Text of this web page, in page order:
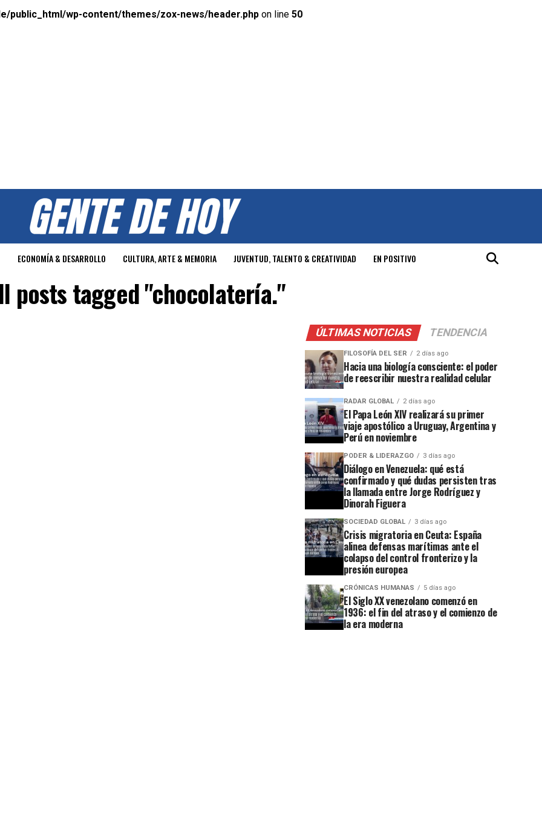
public_html/wp-content/themes/zox-news/header.php on line 50
ECONOMÍA & DESARROLLO CULTURA, ARTE & MEMORIA JUVENTUD, TALENTO & CREATIVIDAD EN POSITIVO
posts tagged "chocolatería."
ÚLTIMAS NOTICIAS TENDENCIA
FILOSOFÍA DEL SER 2 días ago
Hacia una biología consciente: el poder
de reescribir nuestra realidad celular
RADAR GLOBAL 2 días ago
El Papa León XIV realizará su primer
viaje apostólico a Uruguay, Argentina y
Perú en noviembre
PODER & LIDERAZGO 3 días ago
Diálogo en Venezuela: qué está
confirmado y qué dudas persisten tras
la llamada entre Jorge Rodríguez y
Dinorah Figuera
SOCIEDAD GLOBAL 3 días ago
Crisis migratoria en Ceuta: España
alinea defensas marítimas ante el
colapso del control fronterizo y la
presión europea
CRÓNICAS HUMANAS 5 días ago
El Siglo XX venezolano comenzó en
1936: el fin del atraso y el comienzo de
la era moderna